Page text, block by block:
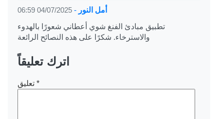
أمل النور -
04/07/2025 06:59
تطبيق مبادئ الفنغ شوي أعطاني شعورًا بالهدوء
والاسترخاء. شكرًا على هذه النصائح الرائعة
اترك تعليقاً
*